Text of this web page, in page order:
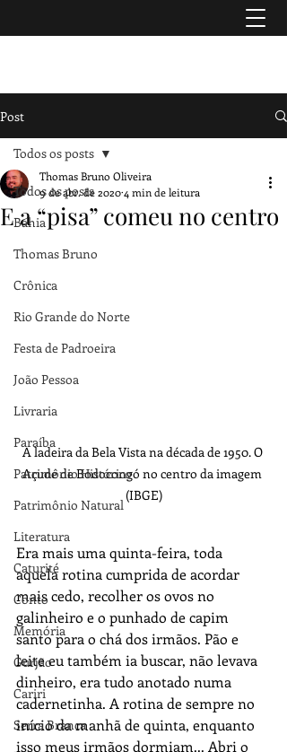
Post
Todos os posts
Bahia
Thomas Bruno
Crônica
Rio Grande do Norte
Festa de Padroeira
João Pessoa
Livraria
Paraíba
Patrimônio Histórico
Patrimônio Natural
Literatura
Caturité
Conto
Memória
Gurjão
Cariri
Serra Branca
Todos os posts
E a “pisa” comeu no centro
Thomas Bruno Oliveira
9 de abr. de 20204 min de leitura
A ladeira da Bela Vista na década de 1950. O
Açude de Bodocongó no centro da imagem
(IBGE)
Era mais uma quinta-feira, toda
aquela rotina cumprida de acordar
mais cedo, recolher os ovos no
galinheiro e o punhado de capim
santo para o chá dos irmãos. Pão e
leite eu também ia buscar, não levava
dinheiro, era tudo anotado numa
cadernetinha. A rotina de sempre no
início da manhã de quinta, enquanto
isso meus irmãos dormiam... Abri o